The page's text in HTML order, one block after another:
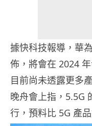
據快科技報導，華
佈，將會在 2024
目前尚未透露更多
晚舟會上指，5.5G
行，預料比 5G 產